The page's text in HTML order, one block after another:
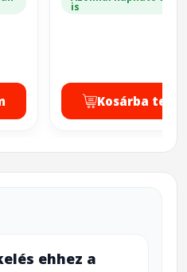
is
Kosárba
ehhez a